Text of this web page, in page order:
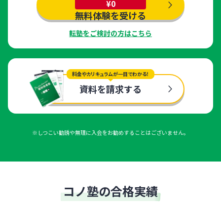
¥0
無料体験を受ける
転塾をご検討の方はこちら
料金やカリキュラムが一目でわかる！
資料を請求する
※しつこい勧誘や無理に入会をお勧めすることはございません。
コノ塾の合格実績